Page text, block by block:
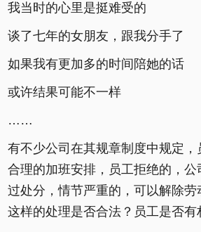
我当时的心里是挺难受的
谈了七年的女朋友，跟我分手了
如果我有更加多的时间陪她的话
或许结果可能不一样
……
有不少公司在其规章制度中规定，
合理的加班安排，员工拒绝的，
过处分，情节严重的，可以解除劳
这样的处理是否合法？员工是否有